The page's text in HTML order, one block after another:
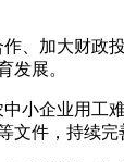
加大财政
发展。
企业用工
件，持续完